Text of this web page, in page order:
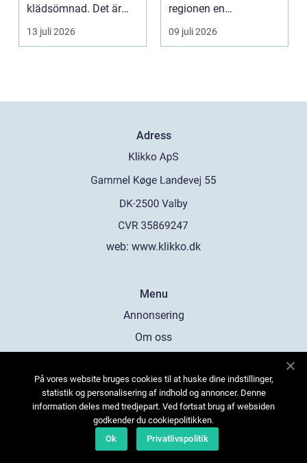
klädsömnad. Det är
mjukt, elastiskt och
formb...
13 juli 2026
regionen en
strukturerad och
personlig vä...
09 juli 2026
Adress
web: www.klikko.dk
Menu
Annonsering
Om oss
Kontakta oss
Sitemap
På vores website bruges cookies til at huske dine indstillinger,
statistik og personalisering af indhold og annoncer. Denne
information deles med tredjepart. Ved fortsat brug af websiden
godkender du cookiepolitikken.
Ok
Privatlivspolitik